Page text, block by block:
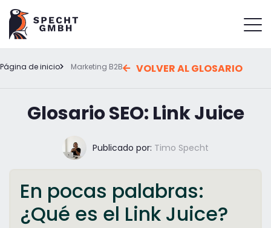
Página de inicio Marketing B2B VOLVER AL GLOSARIO
Glosario SEO: Link Juice
Publicado por: Timo Specht
En pocas palabras:
¿Qué es el Link Juice?